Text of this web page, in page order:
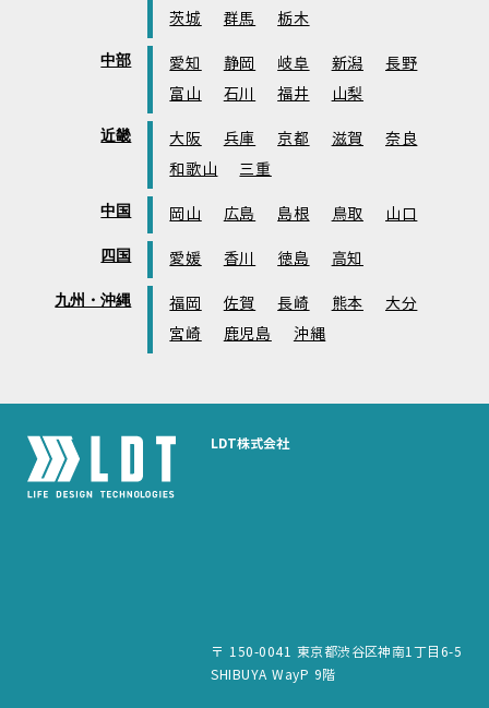
茨城
群馬 栃木
中部 愛知 静岡 岐阜 新潟
長野
富山
石川 福井 山梨
近畿 大阪 兵庫 京都 滋賀
奈良
和歌山
三重
中国 岡山 広島 島根 鳥取 山口
四国 愛媛 香川 徳島 高知
九州・沖縄 福岡 佐賀 長崎 熊本
大分
宮崎
鹿児島 沖縄
LDT株式会社
〒 150-0041 東京都渋谷区神南1丁目6-5
SHIBUYA WayP 9階